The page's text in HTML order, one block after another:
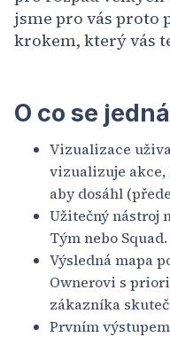
jsme pro vás proto
krokem, který vás
O co se
Vizualizace
vizualizuje akce,
aby dosáhl
Užitečný nástroj
Tým nebo Squad.
Výsledná mapa
Ownerovi s
zákazníka
Prvním